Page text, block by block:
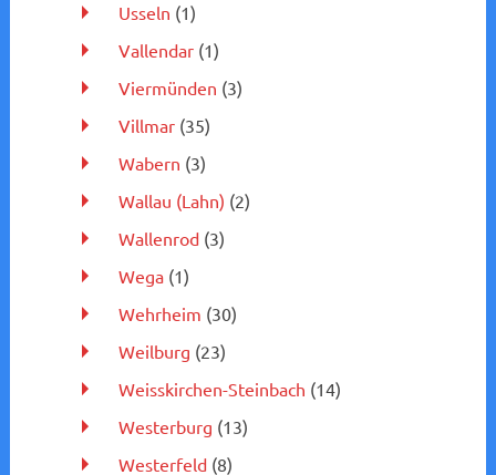
Usseln (1)
Vallendar(1)
Viermünden (3)
Villmar(35)
Wabern (3)
Wallau (Lahn) (2)
Wallenrod(3)
Wega(1)
Wehrheim (30)
Weilburg (23)
Weisskirchen-Steinbach (14)
Westerburg (13)
Westerfeld(8)